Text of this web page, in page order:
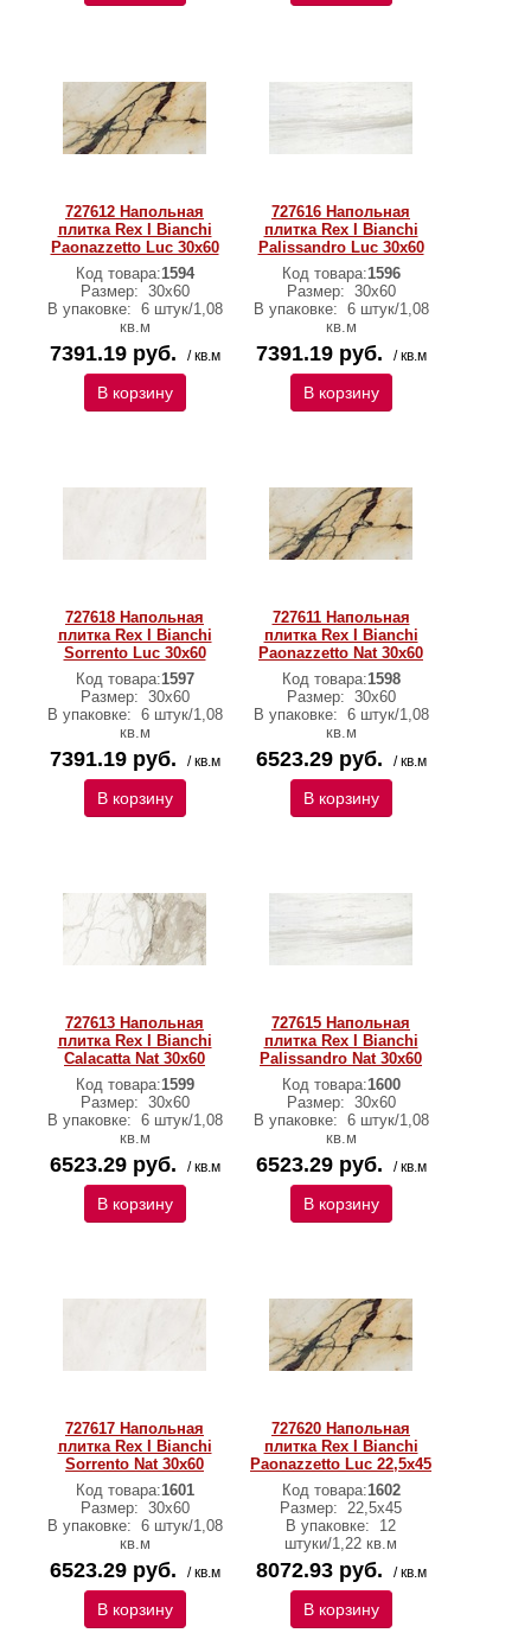
727612 Напольная
плитка Rex I Bianchi
Paonazzetto Luc 30x60
Код товара:1594
Размер: 30x60
В упаковке: 6 штук/1,08
кв.м
7391.19 руб. / кв.м
В корзину
727616 Напольная
плитка Rex I Bianchi
Palissandro Luc 30x60
Код товара:1596
Размер: 30x60
В упаковке: 6 штук/1,08
кв.м
7391.19 руб. / кв.м
В корзину
727618 Напольная
плитка Rex I Bianchi
Sorrento Luc 30x60
Код товара:1597
Размер: 30x60
В упаковке: 6 штук/1,08
кв.м
7391.19 руб. / кв.м
В корзину
727611 Напольная
плитка Rex I Bianchi
Paonazzetto Nat 30x60
Код товара:1598
Размер: 30x60
В упаковке: 6 штук/1,08
кв.м
6523.29 руб. / кв.м
В корзину
727613 Напольная
плитка Rex I Bianchi
Calacatta Nat 30x60
Код товара:1599
Размер: 30x60
В упаковке: 6 штук/1,08
кв.м
6523.29 руб. / кв.м
В корзину
727615 Напольная
плитка Rex I Bianchi
Palissandro Nat 30x60
Код товара:1600
Размер: 30x60
В упаковке: 6 штук/1,08
кв.м
6523.29 руб. / кв.м
В корзину
727617 Напольная
плитка Rex I Bianchi
Sorrento Nat 30x60
Код товара:1601
Размер: 30x60
В упаковке: 6 штук/1,08
кв.м
6523.29 руб. / кв.м
В корзину
727620 Напольная
плитка Rex I Bianchi
Paonazzetto Luc 22,5x45
Код товара:1602
Размер: 22,5x45
В упаковке:
12
штуки/1,22 кв.м
8072.93 руб. / кв.м
В корзину